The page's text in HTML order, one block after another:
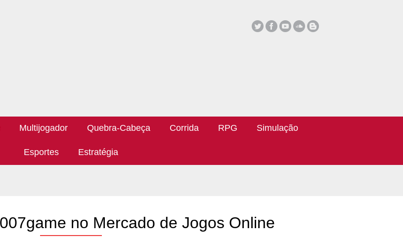
Multijogador Quebra-Cabeça Corrida RPG Simulação
Esportes Estratégia
no Mercado de Jogos Online